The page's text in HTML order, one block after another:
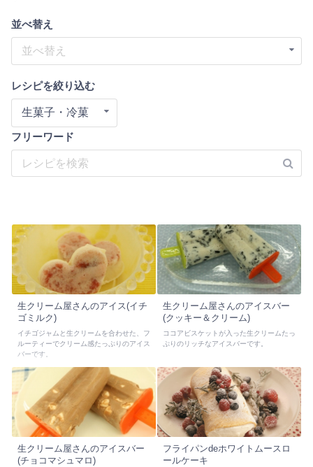
並べ替え
並べ替え
レシピを絞り込む
生菓子・冷菓
フリーワード
生クリーム屋さんのアイス(イチ
ゴミルク)
イチゴジャムと生クリームを合わせた、フ
ルーティーでクリーム感たっぷりのアイス
バーです。
生クリーム屋さんのアイスバー
(クッキー＆クリーム)
ココアビスケットが入った生クリームたっ
ぷりのリッチなアイスバーです。
生クリーム屋さんのアイスバー
(チョコマシュマロ)
フライパンdeホワイトムースロ
ールケーキ